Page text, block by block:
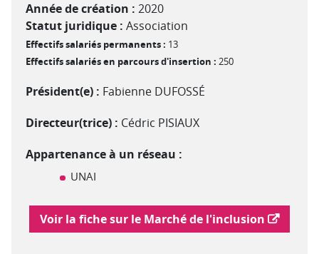
Année de création : 2020
Statut juridique : Association
Effectifs salariés permanents : 13
Effectifs salariés en parcours d'insertion : 250
Président(e) : Fabienne DUFOSSÉ
Directeur(trice) : Cédric PISIAUX
Appartenance à un réseau :
UNAI
Lien vers le marché de l'inclusion
Voir la fiche sur le Marché de l'inclusion